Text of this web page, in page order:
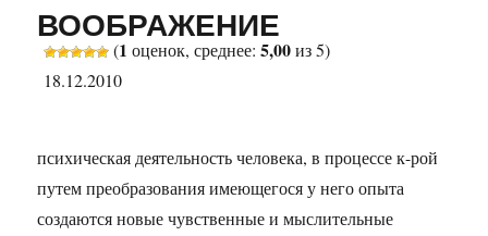
ВООБРАЖЕНИЕ
(1 оценок, среднее:5,00из 5)
18.12.2010
психическая деятельность человека, в процессе к-рой
путем преобразования имеющегося у него опыта
создаются новые чувственные и мыслительные